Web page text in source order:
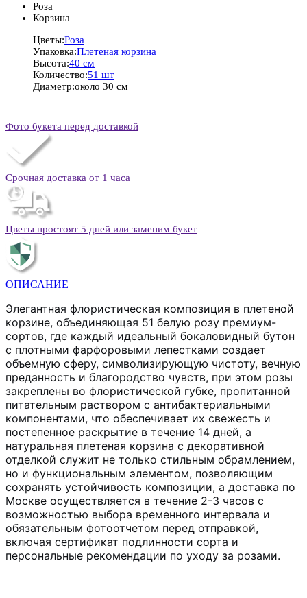
Роза
Корзина
Цветы:Роза
Упаковка:Плетеная корзина
Высота:40 см
Количество:51 шт
Диаметр:около 30 см
Фото букета перед доставкой
Срочная доставка от 1 часа
Цветы простоят 5 дней или заменим букет
ОПИСАНИЕ
Элегантная флористическая композиция в плетеной
корзине, объединяющая 51 белую розу премиум-
сортов, где каждый идеальный бокаловидный бутон
с плотными фарфоровыми лепестками создает
объемную сферу, символизирующую чистоту, вечную
преданность и благородство чувств, при этом розы
закреплены во флористической губке, пропитанной
питательным раствором с антибактериальными
компонентами, что обеспечивает их свежесть и
постепенное раскрытие в течение 14 дней, а
натуральная плетеная корзина с декоративной
отделкой служит не только стильным обрамлением,
но и функциональным элементом, позволяющим
сохранять устойчивость композиции, а доставка по
Москве осуществляется в течение 2-3 часов с
возможностью выбора временного интервала и
обязательным фотоотчетом перед отправкой,
включая сертификат подлинности сорта и
персональные рекомендации по уходу за розами.